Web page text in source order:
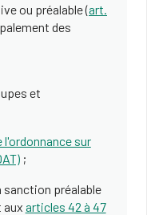
ou préalable (art.
des
et
l'ordonnance sur
;
préalable
articles 42 à 47